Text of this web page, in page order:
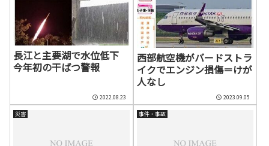
長江と主要湖で水位低下
今年初の干ばつ警報
2022.08.23
西部航空機がバードストラ
イクでエンジン損傷＝けが
人なし
2023.09.05
災害 事件・事故